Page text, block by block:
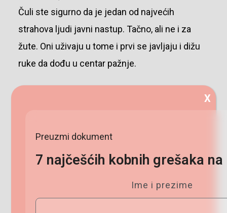
Čuli ste sigurno da je jedan od najvećih
strahova ljudi javni nastup. Tačno, ali ne i za
žute. Oni uživaju u tome i prvi se javljaju i dižu
ruke da dođu u centar pažnje.
što nisu dobri slušaoci i stalno prekidaju
druge da bi oni rekli šta imaju.
Suma sumarum: Ekstroverti; Glavna
potreba: Priznanje (hvalite me usta moja i
Preuzmi dokument
7 najčešćih kobnih grešaka
Ime i prezime
X